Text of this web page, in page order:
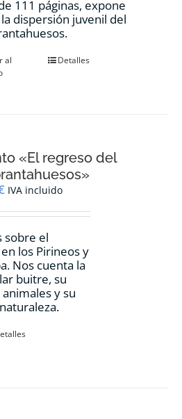
111 páginas, expone
dispersión juvenil del
al
Detalles
«El regreso del
IVA incluido
sobre el
los Pirineos y
Nos cuenta la
buitre, su
y su